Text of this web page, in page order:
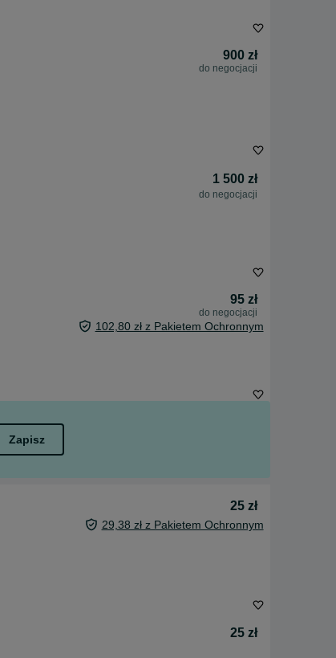
900 zł
do negocjacji
1 500 zł
do negocjacji
95 zł
do negocjacji
102,80 zł z Pakietem Ochronnym
Zapisz
25 zł
29,38 zł z Pakietem Ochronnym
25 zł